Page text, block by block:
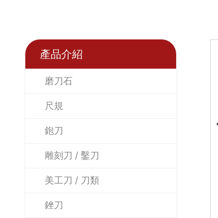
產品介紹
磨刀石
尺規
鉋刀
雕刻刀 / 鑿刀
美工刀 / 刀類
銼刀